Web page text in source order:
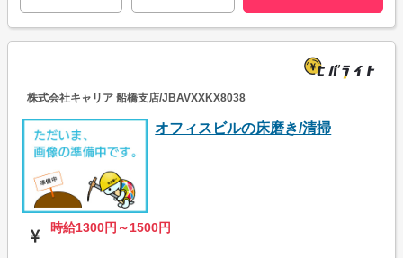
株式会社キャリア 船橋支店/JBAVXXKX8038
オフィスビルの床磨き/清掃
時給1300円～1500円